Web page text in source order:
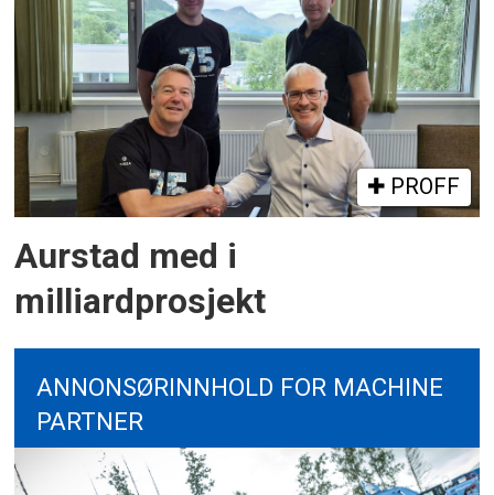
PROFF
Aurstad med i
milliardprosjekt
ANNONSØRINNHOLD FOR MACHINE
PARTNER